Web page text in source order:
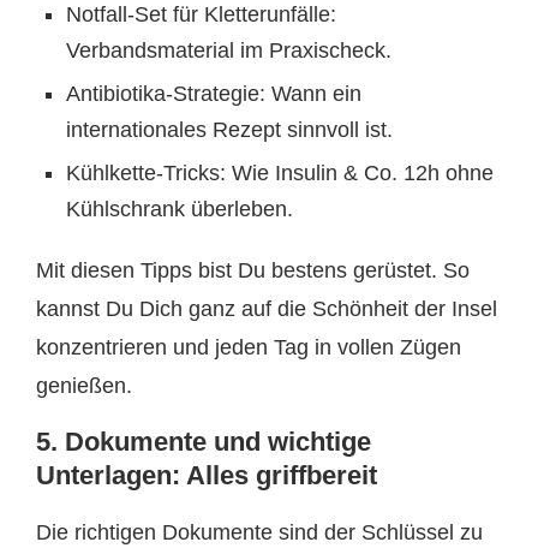
Notfall-Set für Kletterunfälle:
Verbandsmaterial im Praxischeck.
Antibiotika-Strategie: Wann ein
internationales Rezept sinnvoll ist.
Kühlkette-Tricks: Wie Insulin & Co. 12h ohne
Kühlschrank überleben.
Mit diesen Tipps bist Du bestens gerüstet. So
kannst Du Dich ganz auf die Schönheit der Insel
konzentrieren und jeden Tag in vollen Zügen
genießen.
5. Dokumente und wichtige
Unterlagen: Alles griffbereit
Die richtigen Dokumente sind der Schlüssel zu